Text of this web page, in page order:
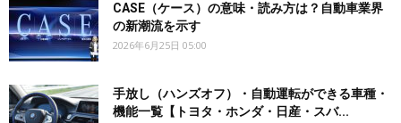
CASE（ケース）の意味・読み方は？自動車業界
の新潮流を示す
2026年6月25日 05:00
手放し（ハンズオフ）・自動運転ができる車種・
機能一覧【トヨタ・ホンダ・日産・スバ...